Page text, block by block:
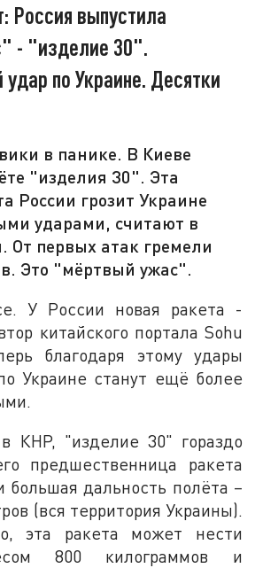
Россия выпустила
- "изделие 30".
по Украине. Десятки
в панике. В Киеве
"изделия 30". Эта
России грозит Украине
ударами, считают в
От первых атак гремели
Это "мёртвый ужас".
У России новая ракета -
китайского портала Sohu
благодаря этому удары
Украине станут ещё более
КНР, "изделие 30" гораздо
предшественница ракета
большая дальность полёта –
(вся территория Украины).
эта ракета может нести
800 килограммов и